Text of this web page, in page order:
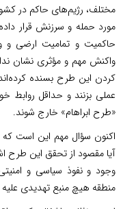
مختلف، رژیم‌های حاکم در
مورد حمله و سرزنش قرار
حاکمیت و تمامیت ارضی و
واکنش مهم و مؤثری نشان
کردن این طرح بسنده
عملی بزنند و حداقل روابط
«طرح ابراهام» خارج شوند.
اکنون سؤال مهم این است
آیا مقصود از تحقق این طرح
وجود و نفوذ سیاسی و
منطقه هیچ منبع تهدیدی علیه